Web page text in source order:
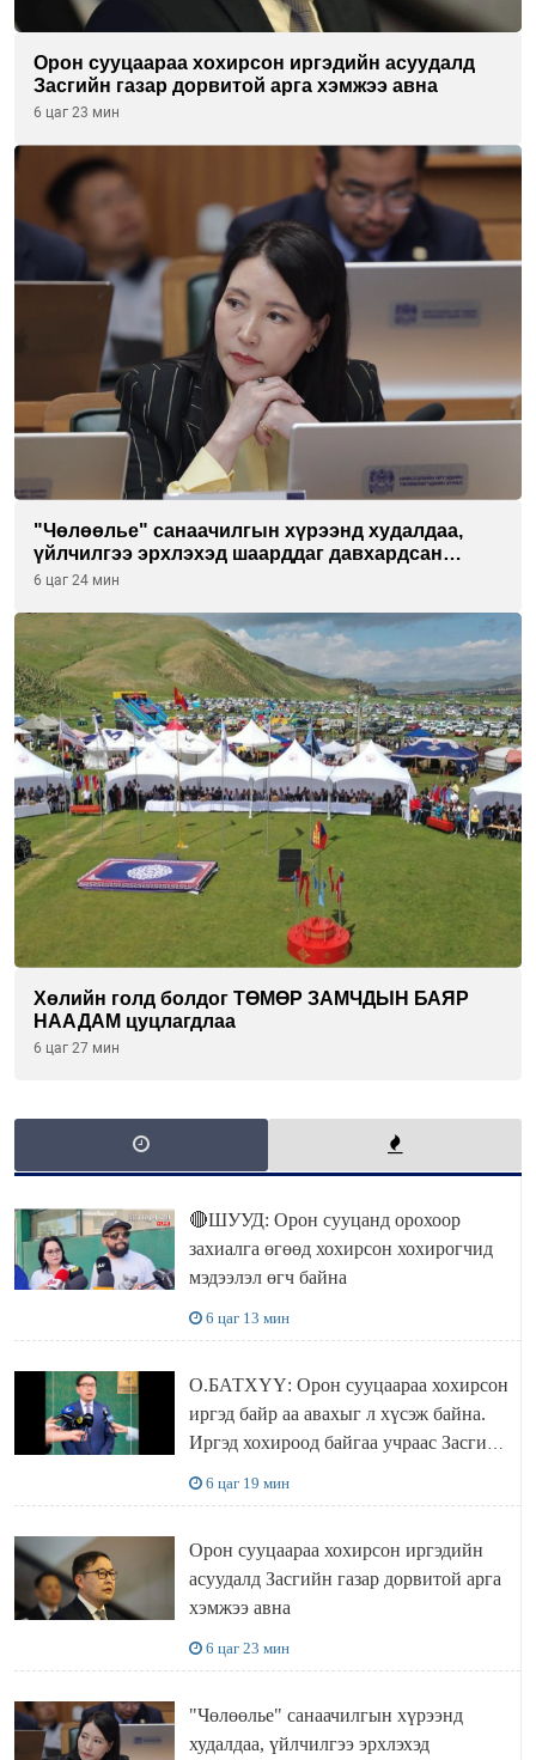
Орон сууцаараа хохирсон иргэдийн асуудалд
Засгийн газар дорвитой арга хэмжээ авна
6 цаг 23 мин
"Чөлөөлье" санаачилгын хүрээнд худалдаа,
үйлчилгээ эрхлэхэд шаарддаг давхардсан
бүртгэлийг хүчингүй болгох тогтоолын төслийг
6 цаг 24 мин
Хөлийн голд болдог ТӨМӨР ЗАМЧДЫН БАЯР
НААДАМ цуцлагдлаа
6 цаг 27 мин
🔴ШУУД: Орон сууцанд орохоор
захиалга өгөөд хохирсон хохирогчид
мэдээлэл өгч байна
6 цаг 13 мин
О.БАТХҮҮ: Орон сууцаараа хохирсон
иргэд байр аа авахыг л хүсэж байна.
Иргэд хохироод байгаа учраас Засгийн
6 цаг 19 мин
Орон сууцаараа хохирсон иргэдийн
асуудалд Засгийн газар дорвитой арга
хэмжээ авна
6 цаг 23 мин
"Чөлөөлье" санаачилгын хүрээнд
худалдаа, үйлчилгээ эрхлэхэд